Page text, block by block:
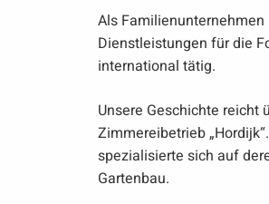
Als
Dienstleistungen für die
international tätig.
Unsere Geschichte reicht
Zimmereibetrieb
spezialisierte sich auf
Gartenbau.